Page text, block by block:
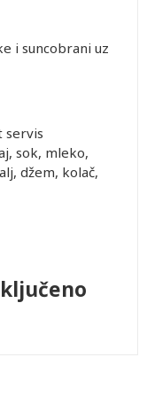
i suncobrani uz
servis
sok, mleko,
džem, kolač,